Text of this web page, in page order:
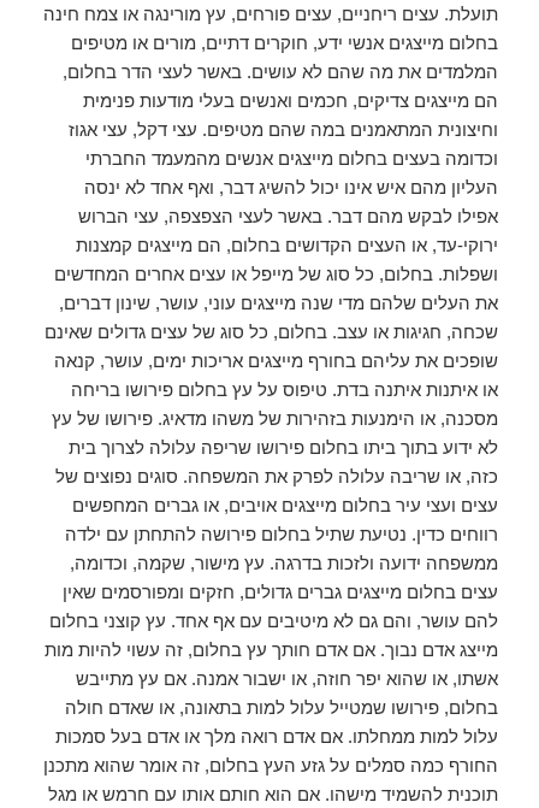
תועלת. עצים ריחניים, עצים פורחים, עץ מורינגה או צמח חינה
בחלום מייצגים אנשי ידע, חוקרים דתיים, מורים או מטיפים
המלמדים את מה שהם לא עושים. באשר לעצי הדר בחלום,
הם מייצגים צדיקים, חכמים ואנשים בעלי מודעות פנימית
וחיצונית המתאמנים במה שהם מטיפים. עצי דקל, עצי אגוז
וכדומה בעצים בחלום מייצגים אנשים מהמעמד החברתי
העליון מהם איש אינו יכול להשיג דבר, ואף אחד לא ינסה
אפילו לבקש מהם דבר. באשר לעצי הצפצפה, עצי הברוש
ירוקי-עד, או העצים הקדושים בחלום, הם מייצגים קמצנות
ושפלות. בחלום, כל סוג של מייפל או עצים אחרים המחדשים
את העלים שלהם מדי שנה מייצגים עוני, עושר, שינון דברים,
שכחה, ​​חגיגות או עצב. בחלום, כל סוג של עצים גדולים שאינם
שופכים את עליהם בחורף מייצגים אריכות ימים, עושר, קנאה
או איתנות איתנה בדת. טיפוס על עץ בחלום פירושו בריחה
מסכנה, או הימנעות בזהירות של משהו מדאיג. פירושו של עץ
לא ידוע בתוך ביתו בחלום פירושו שריפה עלולה לצרוך בית
כזה, או שריבה עלולה לפרק את המשפחה. סוגים נפוצים של
עצים ועצי עיר בחלום מייצגים אויבים, או גברים המחפשים
רווחים כדין. נטיעת שתיל בחלום פירושה להתחתן עם ילדה
ממשפחה ידועה ולזכות בדרגה. עץ מישור, שקמה, וכדומה,
עצים בחלום מייצגים גברים גדולים, חזקים ומפורסמים שאין
להם עושר, והם גם לא מיטיבים עם אף אחד. עץ קוצני בחלום
מייצג אדם נבוך. אם אדם חותך עץ בחלום, זה עשוי להיות מות
אשתו, או שהוא יפר חוזה, או ישבור אמנה. אם עץ מתייבש
בחלום, פירושו שמטייל עלול למות בתאונה, או שאדם חולה
עלול למות ממחלתו. אם אדם רואה מלך או אדם בעל סמכות
החורף כמה סמלים על גזע העץ בחלום, זה אומר שהוא מתכנן
תוכנית להשמיד מישהו. אם הוא חותם אותו עם חרמש או מגל